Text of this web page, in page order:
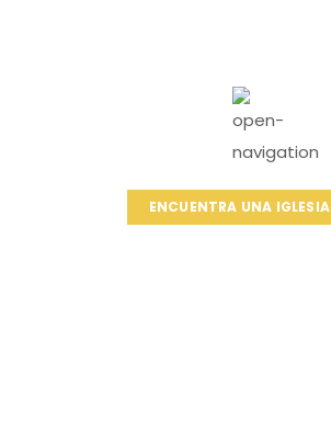
ENCUENTRA UNA IGLESIA